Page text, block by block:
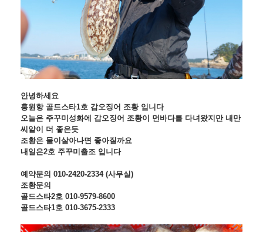
안녕하세요
홍원항 골드스타1호 갑오징어 조황 입니다
오늘은 주꾸미성화에 갑오징어 조황이 먼바다를 다녀왔지만 내만
씨알이 더 좋은듯
조황은 물이살아나면 좋아질까요
내일은2호 주꾸미출조 입니다
예약문의 010-2420-2334 (사무실)
조황문의
골드스타2호 010-9579-8600
골드스타1호 010-3675-2333